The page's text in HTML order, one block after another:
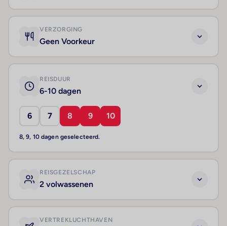
VERZORGING
Geen Voorkeur
REISDUUR
6-10 dagen
6 7 8 9 10
8, 9, 10 dagen geselecteerd.
REISGEZELSCHAP
2 volwassenen
VERTREKLUCHTHAVEN